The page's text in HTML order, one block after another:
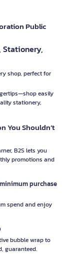
Public
Stationery,
shop, perfect for
easily
stationery,
You Shouldn’t
B2S lets you
promotions and
purchase
spend and enjoy
bubble wrap to
guaranteed.